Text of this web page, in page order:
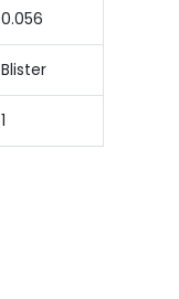
0.056
Blister
1